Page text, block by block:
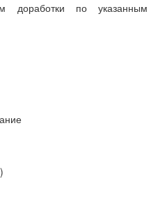
доработки по указанным